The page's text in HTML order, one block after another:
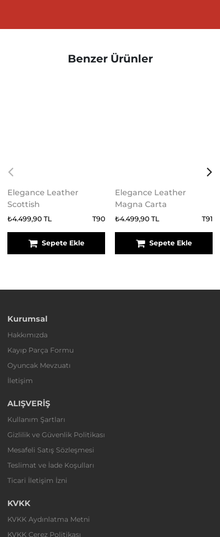
Benzer Ürünler
Elegance Leather
Scottish
₺4.499,90 TL T90
Sepete Ekle
Elegance Leather
Magna Carta
₺4.499,90 TL T91
Sepete Ekle
Kurumsal
Hakkımızda
Kayıp Parça Formu
Oyuncak Mevzuatı
İletişim
ALIŞVERİŞ
Kullanım Şartları
Gizlilik ve Güvenlik Politikası
Mesafeli Satış Sözleşmesi
Teslimat ve İade Koşulları
Ticari İletişim İzni
KVKK
KVKK Aydınlatma Metni
KVKK Çerez Politikası